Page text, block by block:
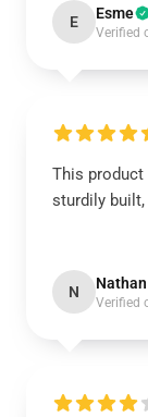
E Esme
Verified
This product
sturdily
N Nathan
Verified